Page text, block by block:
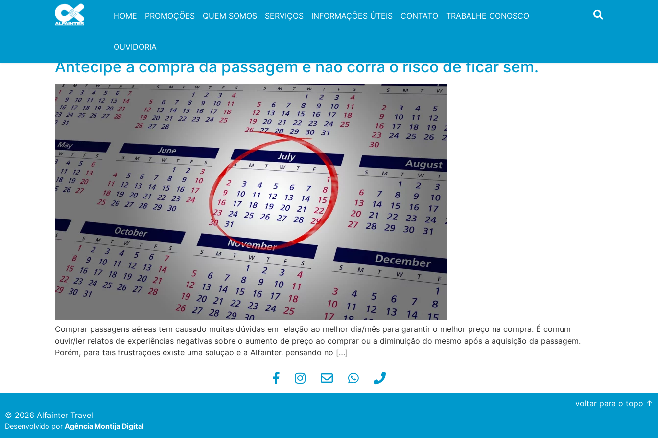
HOME PROMOÇÕES QUEM SOMOS SERVIÇOS INFORMAÇÕES ÚTEIS CONTATO TRABALHE CONOSCO
OUVIDORIA
Antecipe a compra da passagem e não corra o risco de ficar sem.
Comprar passagens aéreas tem causado muitas dúvidas em relação ao melhor dia/mês para garantir o melhor preço na compra. É comum
ouvir/ler relatos de experiências negativas sobre o aumento de preço ao comprar ou a diminuição do mesmo após a aquisição da passagem.
Porém, para tais frustrações existe uma solução e a Alfainter, pensando no […]
voltar para o topo ↑
© 2026 Alfainter Travel
Desenvolvido por Agência Montija Digital